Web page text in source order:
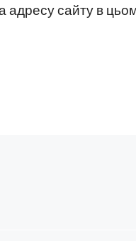
адресу сайту в